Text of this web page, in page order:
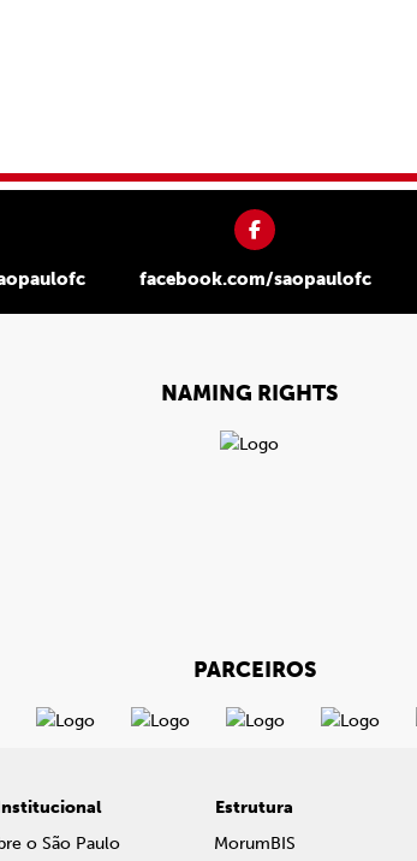
facebook.com/saopaulofc
NAMING RIGHTS
PARCEIROS
o São Paulo
Estrutura
MorumBIS